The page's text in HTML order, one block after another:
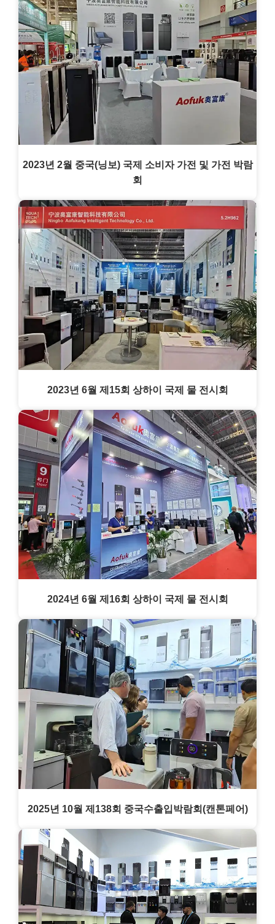
2023년 2월 중국(닝보) 국제 소비자 가전 및 가전 박람
회
2023년 6월 제15회 상하이 국제 물 전시회
2024년 6월 제16회 상하이 국제 물 전시회
2025년 10월 제138회 중국수출입박람회(캔톤페어)